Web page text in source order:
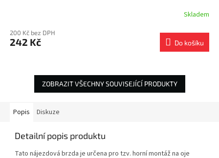
Skladem
200 Kč bez DPH
242 Kč Do košíku
ZOBRAZIT VŠECHNY SOUVISEJÍCÍ PRODUKTY
Popis Diskuze
Detailní popis produktu
Tato nájezdová brzda je určena pro tzv. horní montáž na oje